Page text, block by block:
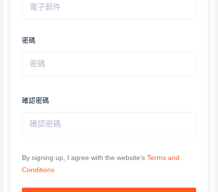
密碼
確認密碼
A
l
By signing up, I agree with the website'sTerms and
Conditions